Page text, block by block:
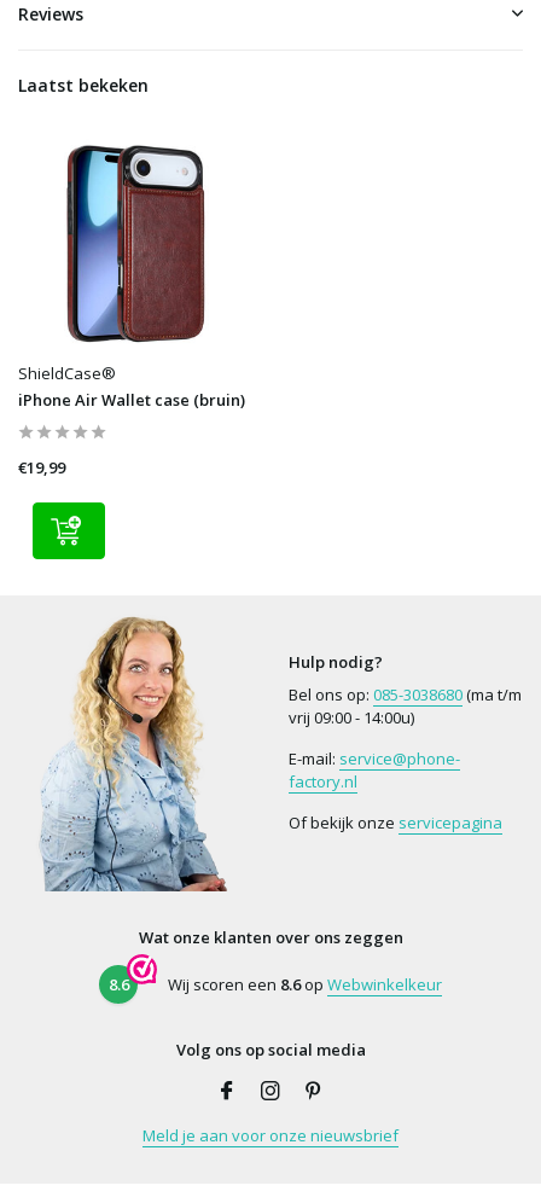
Reviews
Laatst bekeken
ShieldCase®
iPhone Air Wallet case (bruin)
€19,99
Hulp nodig?
Bel ons op: 085-3038680(ma t/m
vrij 09:00 - 14:00u)
E-mail: service@phone-
factory.nl
Of bekijk onze servicepagina
Wat onze klanten over ons zeggen
8.6 Wij scoren een 8.6op Webwinkelkeur
Volg ons op social media
Meld je aan voor onze nieuwsbrief